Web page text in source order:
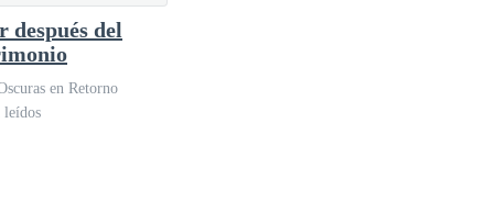
después del
en Retorno
leídos